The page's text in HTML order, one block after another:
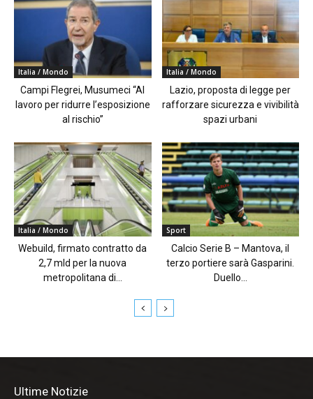
Italia / Mondo
Campi Flegrei, Musumeci “Al
lavoro per ridurre l’esposizione
al rischio”
Italia / Mondo
Lazio, proposta di legge per
rafforzare sicurezza e vivibilità
spazi urbani
Italia / Mondo
Webuild, firmato contratto da
2,7 mld per la nuova
metropolitana di...
Sport
Calcio Serie B – Mantova, il
terzo portiere sarà Gasparini.
Duello...
Ultime Notizie